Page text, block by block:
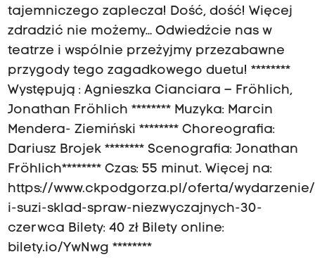
tajemniczego zaplecza! Dość, dość! Więcej
zdradzić nie możemy… Odwiedźcie nas w
teatrze i wspólnie przeżyjmy przezabawne
przygody tego zagadkowego duetu! ********
Występują : Agnieszka Cianciara – Fröhlich,
Jonathan Fröhlich ******** Muzyka: Marcin
Mendera- Ziemiński ******** Choreografia:
Dariusz Brojek ******** Scenografia: Jonathan
Fröhlich******** Czas: 55 minut. Więcej na:
https://www.ckpodgorza.pl/oferta/
i-suzi-sklad-spraw-niezwyczajnych-30-
czerwca Bilety: 40 zł Bilety online:
bilety.io/YwNwg ********